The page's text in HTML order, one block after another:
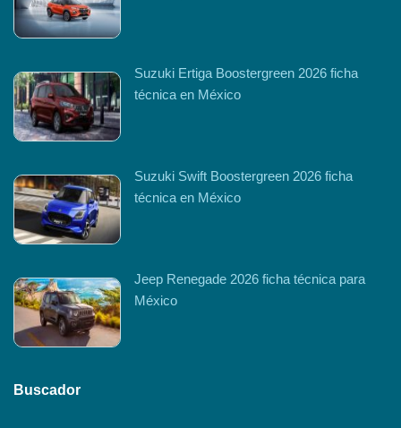
Suzuki Ertiga Boostergreen 2026 ficha
técnica en México
Suzuki Swift Boostergreen 2026 ficha
técnica en México
Jeep Renegade 2026 ficha técnica para
México
Buscador